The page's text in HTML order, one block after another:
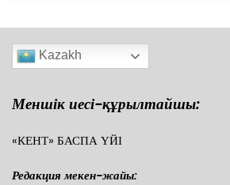
Kazakh
Меншік иесі-құрылтайшы:
«КЕНТ» БАСПА ҮЙІ
Редакция мекен-жайы: